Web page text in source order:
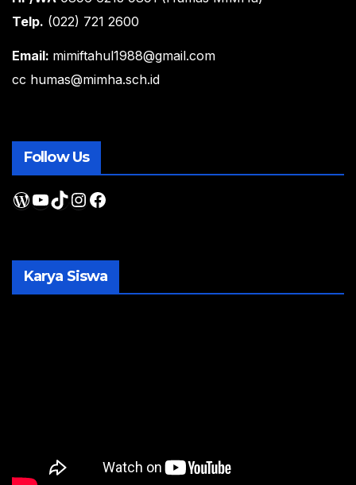
Telp. (022) 721 2600
Email: mimiftahul1988@gmail.com
cc humas@mimha.sch.id
Follow Us
WordPress
YouTube
TikTok
Instagram
Facebook
Karya Siswa